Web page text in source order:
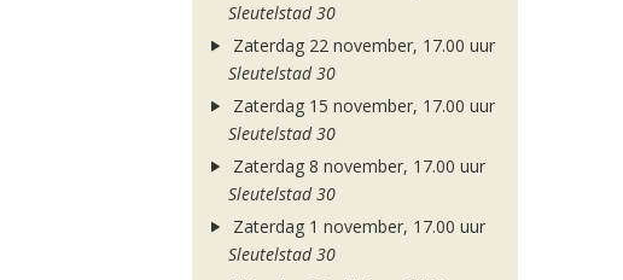
Sleutelstad 30
Zaterdag 22 november, 17.00 uur
Sleutelstad 30
Zaterdag 15 november, 17.00 uur
Sleutelstad 30
Zaterdag 8 november, 17.00 uur
Sleutelstad 30
Zaterdag 1 november, 17.00 uur
Sleutelstad 30